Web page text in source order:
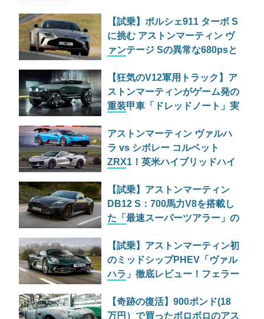
【試乗】ポルシェ911 ターボ S
に挑む アストンマーティン ヴ
ァンテージ Sの異常な680psと
【狂気のV12軍用トラック】ア
ストンマーティンがゲーム発の
重装甲車「ドレッドノート」実
アストンマーティン ヴァルハ
ラ vs シボレー コルベット
ZRX1！英米ハイブリッドハイ
【試乗】アストンマーティン
DB12 S：700馬力V8を搭載し
た「最速スーパーツアラー」の
【試乗】アストンマーティン初
のミッドシップPHEV「ヴァル
ハラ」徹底レビュー！フェラー
【奇跡の復活】900ポンド(18
万円）で買ったボロボロのアス